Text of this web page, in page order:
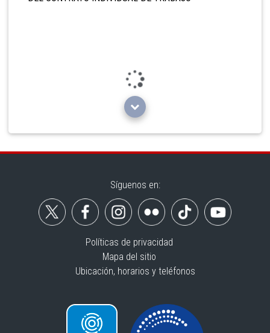
Síguenos en:
Políticas de privacidad
Mapa del sitio
Ubicación, horarios y teléfonos